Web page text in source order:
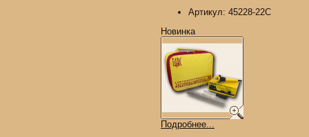
Артикул: 45228-22С
Новинка
Подробнее...